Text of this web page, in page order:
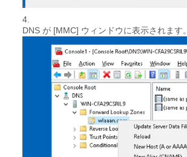
DNS が [MMC] ウィンドウに表示されます。